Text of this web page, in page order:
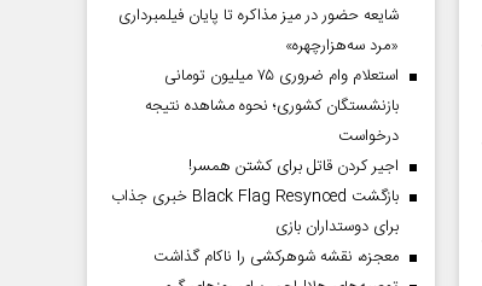
شایعه حضور در میز مذاکره تا پایان فیلمبرداری
«مرد سه‌هزارچهره»
استعلام وام ضروری ۷۵ میلیون تومانی
بازنشستگان کشوری؛ نحوه مشاهده نتیجه
درخواست
اجیر کردن قاتل برای کشتن همسر!
بازگشت Black Flag Resynced خبری جذاب
برای دوستداران بازی
معجزه، نقشه شوهرکشی را ناکام گذاشت